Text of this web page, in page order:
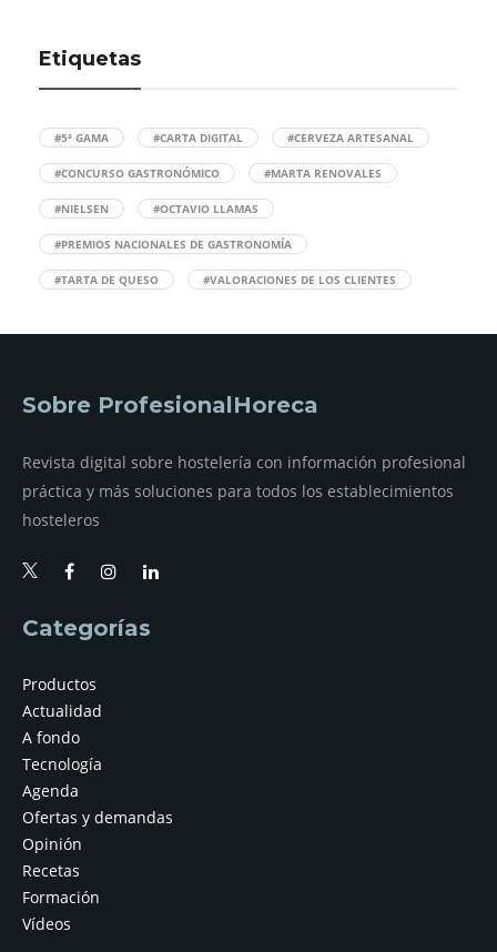
Etiquetas
#5ª GAMA #CARTA DIGITAL #CERVEZA ARTESANAL
#CONCURSO GASTRONÓMICO #MARTA RENOVALES
#NIELSEN #OCTAVIO LLAMAS
#PREMIOS NACIONALES DE GASTRONOMÍA
#TARTA DE QUESO #VALORACIONES DE LOS CLIENTES
Sobre ProfesionalHoreca
Revista digital sobre hostelería con información profesional
práctica y más soluciones para todos los establecimientos
hosteleros
Categorías
Productos
Actualidad
A fondo
Tecnología
Agenda
Ofertas y demandas
Opinión
Recetas
Formación
Vídeos